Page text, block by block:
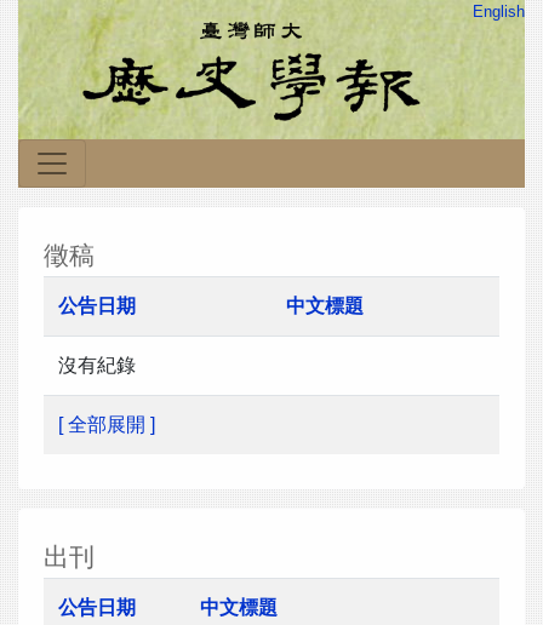
English
徵稿
公告日期 中文標題
沒有紀錄
[ 全部展開 ]
出刊
公告日期 中文標題